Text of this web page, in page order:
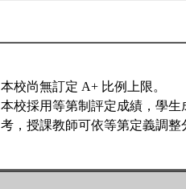
本校尚無訂定 A+ 比例上限。
本校採用等第制評定成績，學
考，授課教師可依等第定義調